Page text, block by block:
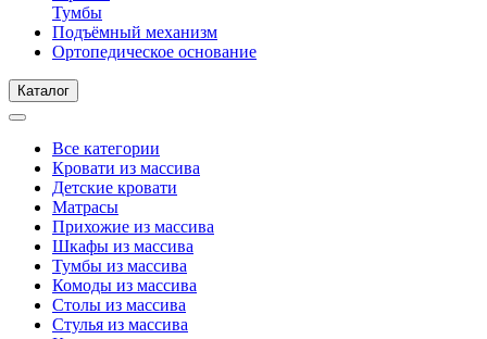
Тумбы
Подъёмный механизм
Ортопедическое основание
Каталог
Все категории
Кровати из массива
Детские кровати
Матрасы
Прихожие из массива
Шкафы из массива
Тумбы из массива
Комоды из массива
Столы из массива
Стулья из массива